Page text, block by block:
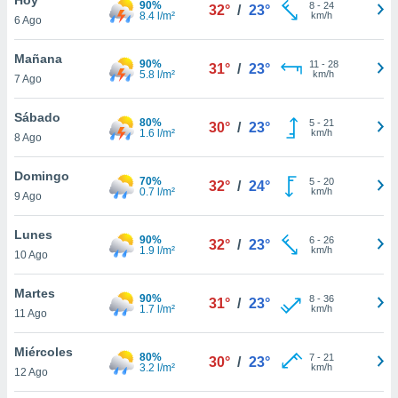
en
más
nuestra
de
cookies
aceptar
6 Ago
90%
8.4 l/m²
32° / 23° 8- 24
km/h
Mañana
7 Ago
90%
5.8 l/m²
31° / 23° 11 - 28
km/h
Sábado
8 Ago
80%
1.6 l/m²
30° / 23° 5- 21
km/h
Domingo
9 Ago
70%
0.7 l/m²
32° / 24° 5- 20
km/h
Lunes
10 Ago
90%
1.9 l/m²
32° / 23° 6- 26
km/h
Martes
11 Ago
90%
1.7 l/m²
31° / 23° 8- 36
km/h
Miércoles
12 Ago
80%
3.2 l/m²
30° / 23° 7- 21
km/h